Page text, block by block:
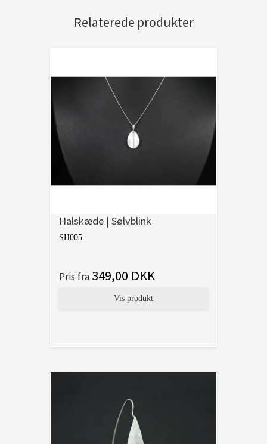
Relaterede produkter
Halskæde | Sølvblink
SH005
Pris fra 349,00 DKK
Vis produkt